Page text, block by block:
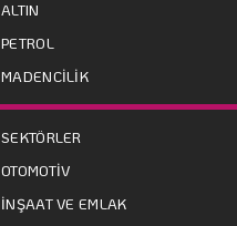
ALTIN
PETROL
MADENCİLİK
SEKTÖRLER
OTOMOTİV
İNŞAAT VE EMLAK